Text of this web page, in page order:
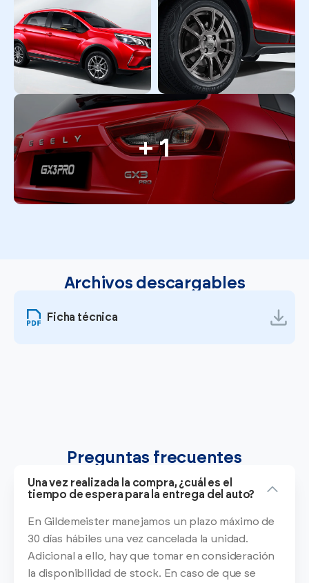
+ 1
Archivos descargables
Ficha técnica
Preguntas frecuentes
Una vez realizada la compra, ¿cuál es el
tiempo de espera para la entrega del auto?
En Gildemeister manejamos un plazo máximo de
30 días hábiles una vez cancelada la unidad.
Adicional a ello, hay que tomar en consideración
la disponibilidad de stock. En caso de que se